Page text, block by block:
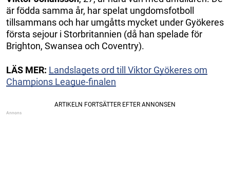
är födda samma år, har spelat ungdomsfotboll
tillsammans och har umgåtts mycket under Gyökeres
första sejour i Storbritannien (då han spelade för
Brighton, Swansea och Coventry).
LÄS MER: Landslagets ord till Viktor Gyökeres om
Champions League-finalen